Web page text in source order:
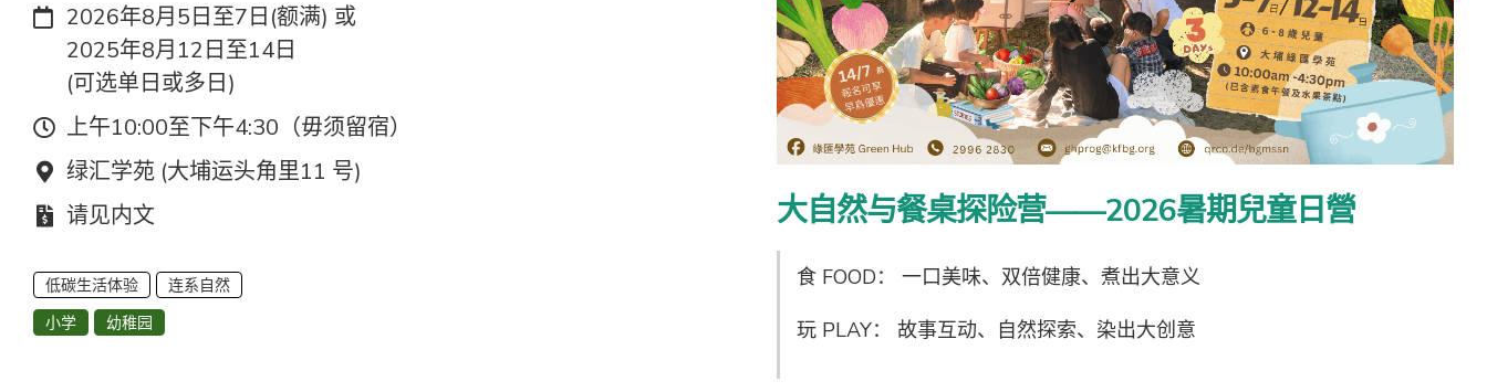
日期：
2026年8月5日至7日(额满) 或
2025年8月12日至14日
(可选单日或多日)
时间：
上午10:00至下午4:30（毋须留宿）
地点：
绿汇学苑 (大埔运头角里11 号)
费用：
请见内文
低碳生活体验
连系自然
小学
幼稚园
大自然与餐桌探险营——2026暑期兒童日營
食 FOOD： 一口美味、双倍健康、煮出大意义
玩 PLAY： 故事互动、自然探索、染出大创意